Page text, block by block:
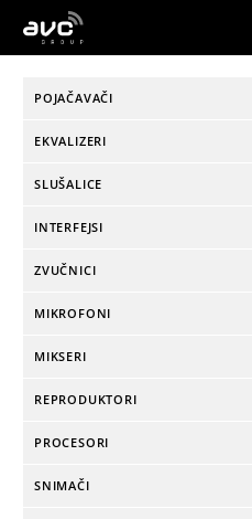
AVC
POJAČAVAČI
EKVALIZERI
SLUŠALICE
INTERFEJSI
ZVUČNICI
MIKROFONI
MIKSERI
REPRODUKTORI
PROCESORI
SNIMAČI